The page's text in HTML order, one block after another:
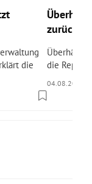
die
die
04.08.2026